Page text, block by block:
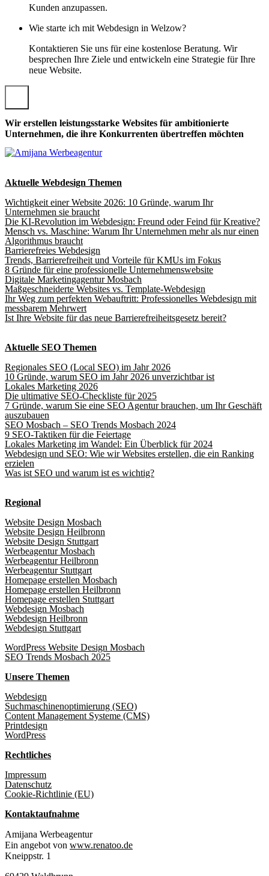
Kunden anzupassen.
Wie starte ich mit Webdesign in Welzow?
Kontaktieren Sie uns für eine kostenlose Beratung. Wir
besprechen Ihre Ziele und entwickeln eine Strategie für Ihre
neue Website.
Wir erstellen leistungsstarke Websites für ambitionierte
Unternehmen, die ihre Konkurrenten übertreffen möchten
Aktuelle Webdesign Themen
Wichtigkeit einer Website 2026: 10 Gründe, warum Ihr
Unternehmen sie braucht
Die KI-Revolution im Webdesign: Freund oder Feind für Kreative?
Mensch vs. Maschine: Warum Ihr Unternehmen mehr als nur einen
Algorithmus braucht
Barrierefreies Webdesign
Trends, Barrierefreiheit und Vorteile für KMUs im Fokus
8 Gründe für eine professionelle Unternehmenswebsite
Digitale Marketingagentur Mosbach
Maßgeschneiderte Websites vs. Template-Webdesign
Ihr Weg zum perfekten Webauftritt: Professionelles Webdesign mit
messbarem Mehrwert
Ist Ihre Website für das neue Barrierefreiheitsgesetz bereit?
Aktuelle SEO Themen
Regionales SEO (Local SEO) im Jahr 2026
10 Gründe, warum SEO im Jahr 2026 unverzichtbar ist
Lokales Marketing 2026
Die ultimative SEO-Checkliste für 2025
7 Gründe, warum Sie eine SEO Agentur brauchen, um Ihr Geschäft
auszubauen
SEO Mosbach – SEO Trends Mosbach 2024
9 SEO-Taktiken für die Feiertage
Lokales Marketing im Wandel: Ein Überblick für 2024
Webdesign und SEO: Wie wir Websites erstellen, die ein Ranking
erzielen
Was ist SEO und warum ist es wichtig?
Regional
Website Design Mosbach
Website Design Heilbronn
Website Design Stuttgart
Werbeagentur Mosbach
Werbeagentur Heilbronn
Werbeagentur Stuttgart
Homepage erstellen Mosbach
Homepage erstellen Heilbronn
Homepage erstellen Stuttgart
Webdesign Mosbach
Webdesign Heilbronn
Webdesign Stuttgart
WordPress Website Design Mosbach
SEO Trends Mosbach 2025
Unsere Themen
Webdesign
Suchmaschinenoptimierung (SEO)
Content Management Systeme (CMS)
Printdesign
WordPress
Rechtliches
Impressum
Datenschutz
Cookie-Richtlinie (EU)
Kontaktaufnahme
Amijana Werbeagentur
Ein angebot von www.renatoo.de
Kneippstr. 1